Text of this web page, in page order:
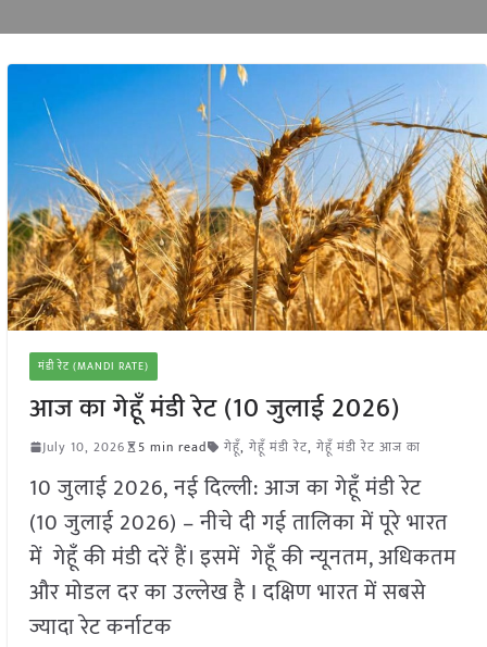
मंडी रेट (MANDI RATE)
आज का गेहूँ मंडी रेट (10 जुलाई 2026)
July 10, 2026 5 min read गेहूँ, गेहूँ मंडी रेट, गेहूँ मंडी रेट आज का
10 जुलाई 2026, नई दिल्ली: आज का गेहूँ मंडी रेट
(10 जुलाई 2026) – नीचे दी गई तालिका में पूरे भारत
में गेहूँ की मंडी दरें हैं। इसमें गेहूँ की न्यूनतम, अधिकतम
और मोडल दर का उल्लेख है I दक्षिण भारत में सबसे
ज्यादा रेट कर्नाटक